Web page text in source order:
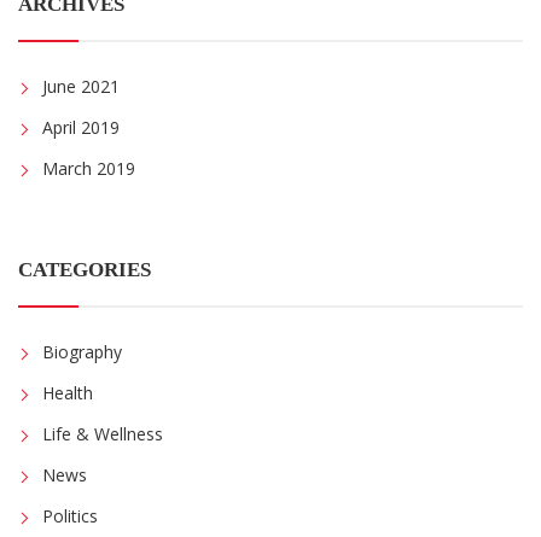
June 2021
April 2019
March 2019
CATEGORIES
Biography
Health
Life & Wellness
News
Politics